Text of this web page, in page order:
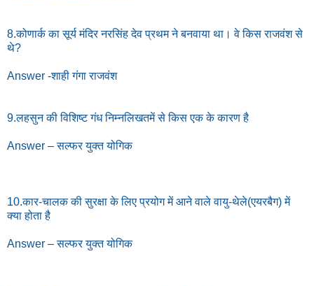
8.कोणार्क का सूर्य मंदिर नरसिंह देव प्रथम ने बनवाया था। वे किस राजवंश से
थे?
Answer -शाही गंगा राजवंश
9.लहसुन की विशिष्ट गंध निम्नलिखतमें से किस एक के कारण है
Answer – सल्फर युक्त योगिक
10.कार-चालक की सुरक्षा के लिए प्रयोग में आने वाले वायु-थेले(एयरबैग) में
क्या होता है
Answer – सल्फर युक्त योगिक